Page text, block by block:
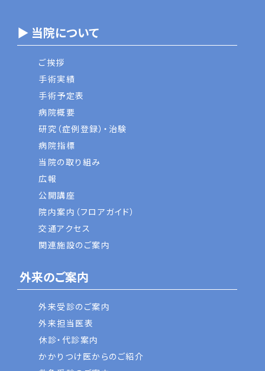
▶ 当院について
ご挨拶
手術実績
手術予定表
病院概要
研究（症例登録）・治験
病院指標
当院の取り組み
広報
公開講座
院内案内（フロアガイド）
交通アクセス
関連施設のご案内
外来のご案内
外来受診のご案内
外来担当医表
休診・代診案内
かかりつけ医からのご紹介